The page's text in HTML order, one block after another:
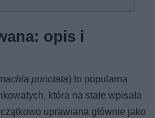
opis i
punctata) to popularna
która na stałe wpisała
uprawiana głównie jako